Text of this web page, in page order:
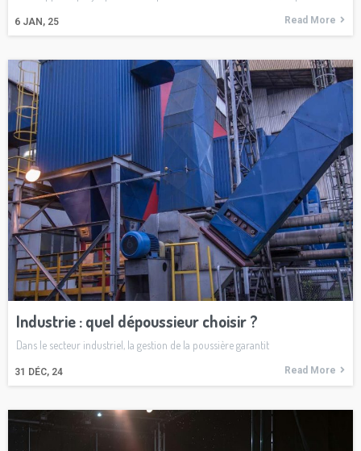
6 JAN, 25 Read More
Industrie : quel dépoussieur choisir ?
31 DÉC, 24
Dans le secteur industriel, la gestion de la poussière garantit
Read More